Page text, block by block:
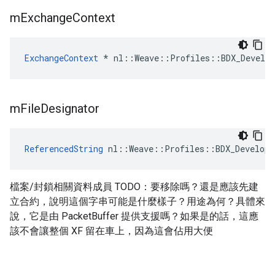
mExchangeContext
ExchangeContext *
mFileDesignator
ReferencedString
檔案/封鎖相關資料成員 TODO：要移除嗎？還是應該先建
立合約，說明這個字串可能是什麼樣子？用途為何？具體來
說，它是由 PacketBuffer 提供支援嗎？如果是的話，這應
該不會讓整個 XF 留在車上，因為這會佔用大便